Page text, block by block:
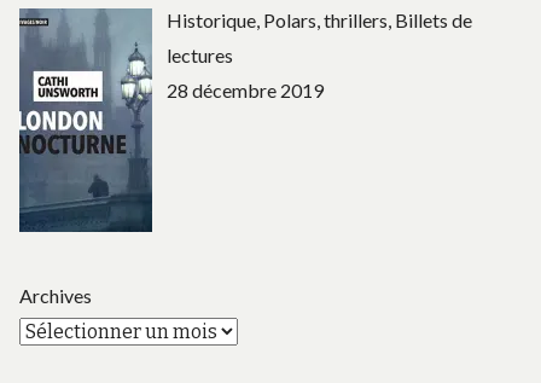
Historique, Polars, thrillers, Billets de
lectures
28 décembre 2019
Archives